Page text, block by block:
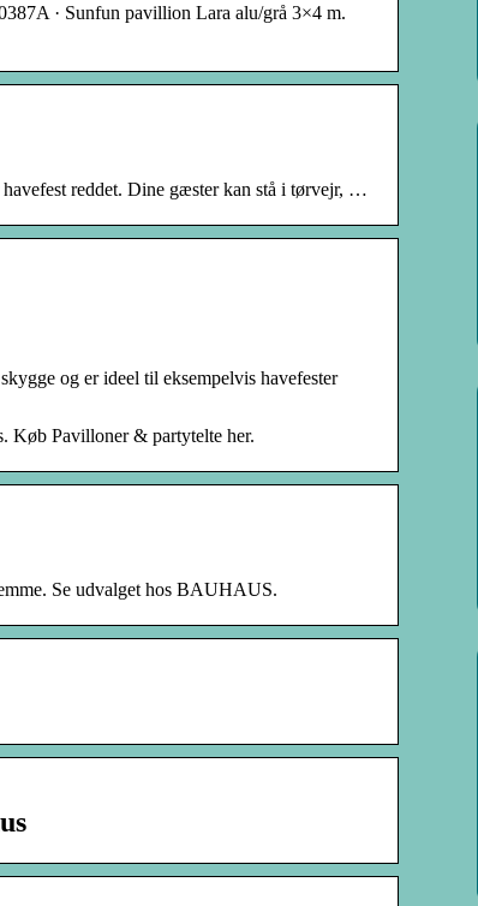
· Sunfun pavillion Lara alu/grå 3×4 m.
reddet. Dine gæster kan stå i tørvejr, …
og er ideel til eksempelvis havefester
Køb Pavilloner & partytelte her.
Se udvalget hos BAUHAUS.